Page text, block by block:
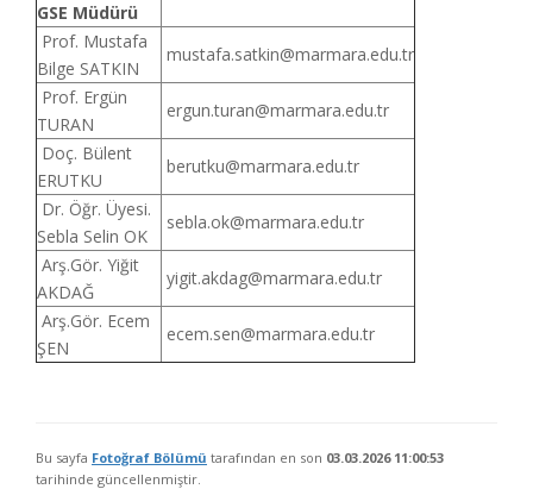
GSE Müdürü
Prof. Mustafa
Bilge SATKIN
mustafa.satkin@marmara.edu.tr
Prof. Ergün
TURAN
ergun.turan@marmara.edu.tr
Doç. Bülent
ERUTKU
berutku@marmara.edu.tr
Dr. Öğr. Üyesi.
Sebla Selin OK
sebla.ok@marmara.edu.tr
Arş.Gör. Yiğit
AKDAĞ
yigit.akdag@marmara.edu.tr
Arş.Gör. Ecem
ŞEN
ecem.sen@marmara.edu.tr
Bu sayfa Fotoğraf Bölümü tarafından en son 03.03.2026 11:00:53
tarihinde güncellenmiştir.